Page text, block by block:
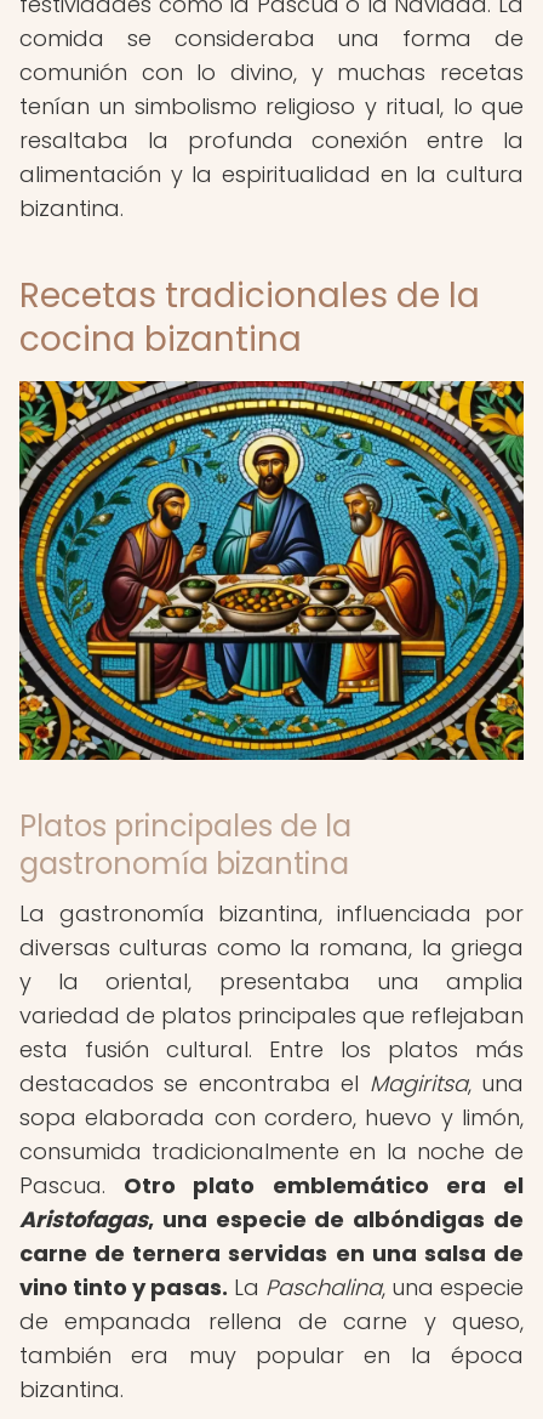
comida se consideraba una forma de
comunión con lo divino, y muchas recetas
tenían un simbolismo religioso y ritual, lo que
resaltaba la profunda conexión entre la
alimentación y la espiritualidad en la cultura
bizantina.
Recetas tradicionales de la
cocina bizantina
Platos principales de la
gastronomía bizantina
La gastronomía bizantina, influenciada por
diversas culturas como la romana, la griega
y la oriental, presentaba una amplia
variedad de platos principales que reflejaban
esta fusión cultural. Entre los platos más
destacados se encontraba el Magiritsa, una
sopa elaborada con cordero, huevo y limón,
consumida tradicionalmente en la noche de
Pascua. Otro plato emblemático era el
Aristofagas, una especie de albóndigas de
carne de ternera servidas en una salsa de
vino tinto y pasas. La Paschalina, una especie
de empanada rellena de carne y queso,
también era muy popular en la época
bizantina.